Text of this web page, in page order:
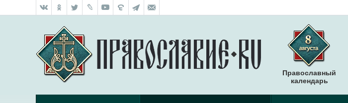
Православный
календарь